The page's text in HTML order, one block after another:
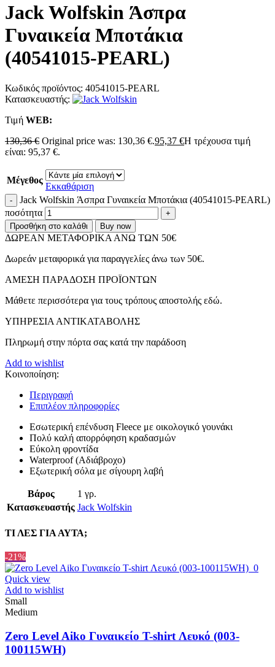
Jack Wolfskin Άσπρα
Γυναικεία Μποτάκια
(40541015-PEARL)
Κωδικός προϊόντος: 40541015-PEARL
Κατασκευαστής:
Τιμή WΕΒ:
130,36€ Original price was: 130,36 €.95,37 €Η τρέχουσα τιμή
είναι: 95,37 €.
Μέγεθος
Εκκαθάριση
Jack Wolfskin Άσπρα Γυναικεία Μποτάκια (40541015-PEARL)
ποσότητα
Προσθήκη στο καλάθι Buy now
ΔΩΡΕΑΝ ΜΕΤΑΦΟΡΙΚΑ ΑΝΩ ΤΩΝ 50€
Δωρεάν μεταφορικά για παραγγελίες άνω των 50€.
ΑMEΣΗ ΠΑΡΑΔΟΣΗ ΠΡΟΪΟΝΤΩΝ
Μάθετε περισσότερα για τους τρόπους αποστολής εδώ.
ΥΠΗΡΕΣΙΑ ΑΝΤΙΚΑΤΑΒΟΛΗΣ
Πληρωμή στην πόρτα σας κατά την παράδοση
Add to wishlist
Κοινοποίηση:
Περιγραφή
Επιπλέον πληροφορίες
Εσωτερική επένδυση Fleece με οικολογικό γουνάκι
Πολύ καλή απορρόφηση κραδασμών
Εύκολη φροντίδα
Waterproof (Αδιάβροχο)
Εξωτερική σόλα με σίγουρη λαβή
Βάρος
1 γρ.
Κατασκευαστής Jack Wolfskin
ΤΙ ΛΕΣ ΓΙΑ ΑΥΤΑ;
-21%
Quick view
Add to wishlist
Small
Medium
Zero Level Aiko Γυναικείο T-shirt Λευκό (003-
100115WH)